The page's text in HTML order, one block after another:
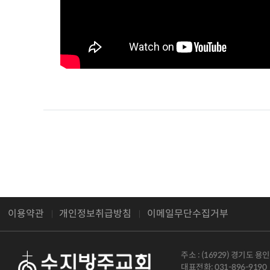
이용약관 개인정보취급방침 이메일무단수집거부
주소 : (16929) 경기도 용
대표전화: 031-896-9190